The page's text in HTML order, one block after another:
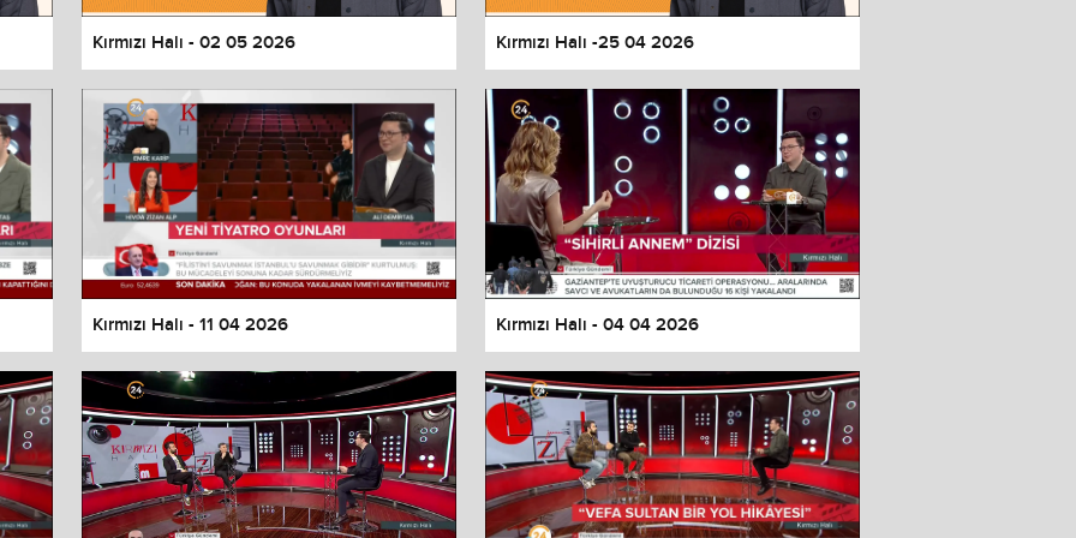
Kırmızı Halı - 02 05 2026 Kırmızı Halı -25 04 2026
Kırmızı Halı - 11 04 2026 Kırmızı Halı - 04 04 2026